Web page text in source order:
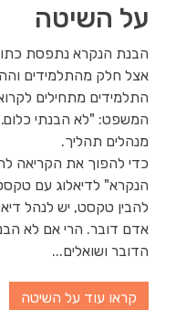
על השיטה
הבנת הנקרא נתפסת
אצל חלק מהתלמידים
התלמידים מתחילים
המשפט: "לא הבנתי
מנהלים תהליך.
כדי להפוך את הקריאה
הנקרא" לדיאלוג עם
להבין טקסט, יש לנהל
אדם דובר. הרי אם לא
הדובר ושואלים...
קראו עוד על השיטה